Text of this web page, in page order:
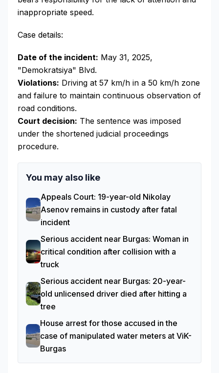
inappropriate speed.
Case details:
Date of the incident: May 31, 2025,
"Demokratsiya" Blvd.
Violations: Driving at 57 km/h in a 50 km/h zone
and failure to maintain continuous observation of
road conditions.
Court decision: The sentence was imposed
under the shortened judicial proceedings
procedure.
You may also like
Appeals Court: 19-year-old Nikolay
Asenov remains in custody after fatal
incident
Serious accident near Burgas: Woman in
critical condition after collision with a
truck
Serious accident near Burgas: 20-year-
old unlicensed driver died after hitting a
tree
House arrest for those accused in the
case of manipulated water meters at ViK-
Burgas